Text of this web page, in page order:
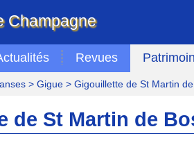
Champagne
Revues
> Gigue> Gigouillette de St Martin
de St Martin de